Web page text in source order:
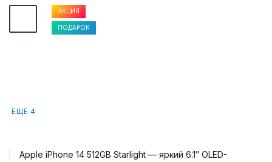
ЕЩЁ 4
АКЦИЯ
ПОДАРОК
Apple iPhone 14 512GB Starlight — яркий 6.1″ OLED-